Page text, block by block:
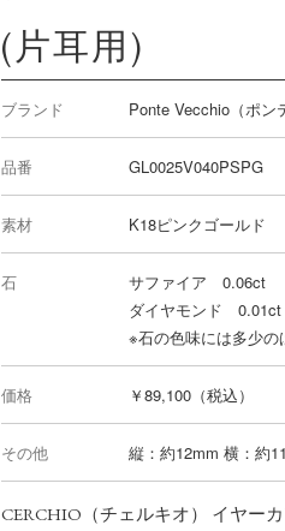
(片耳用)
ブランド Ponte Vecchio（ポン
品番 GL0025V040PSPG
素材 K18ピンクゴールド
石
サファイア 0.06ct
ダイヤモンド 0.01ct
※石の色味には多少
価格 ￥89,100（税込）
その他 縦：約12mm 横：約
CERCHIO（チェルキオ） イヤー